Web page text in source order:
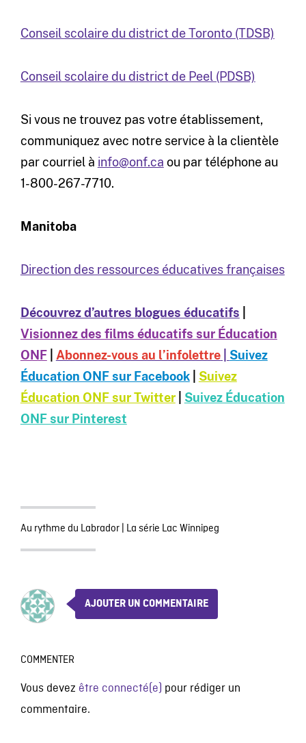
Conseil scolaire du district de Toronto (TDSB)
Conseil scolaire du district de Peel (PDSB)
Si vous ne trouvez pas votre établissement,
communiquez avec notre service à la clientèle
par courriel à info@onf.ca ou par téléphone au
1-800-267-7710.
Manitoba
Direction des ressources éducatives françaises
Découvrez d’autres blogues éducatifs
Visionnez des films éducatifs sur Éducation
ONF| Abonnez-vous au l’infolettre| Suivez
Éducation ONF sur Facebook| Suivez
Éducation ONF sur Twitter| Suivez Éducation
ONF sur Pinterest
Au rythme du Labrador| La série Lac Winnipeg
AJOUTER UN COMMENTAIRE
COMMENTER
Vous devez être connecté(e) pour rédiger un
commentaire.